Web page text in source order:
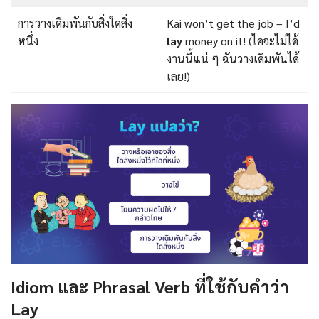
การวางเดิมพันกับสิ่งใดสิ่ง
หนึ่ง
Kai won’t get the job – I’d
laymoney on it! (ไคจะไม่ได้
งานนี้แน่ ๆ ฉันวางเดิมพันได้
เลย!)
Idiom และ Phrasal Verb ที่ใช้กับคำว่า
Lay